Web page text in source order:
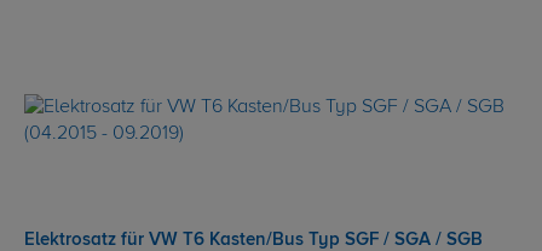
Elektrosatz für VW T6 Kasten/Bus Typ SGF / SGA / SGB